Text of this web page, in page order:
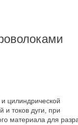
цилиндрической
и токов дуги, при
материала для